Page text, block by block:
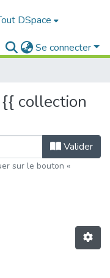
DSpace
Se connecter
collection
Valider
sur le bouton «